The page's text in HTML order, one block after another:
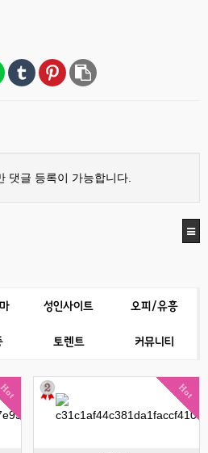
댓글 등록이 가능합니다.
성인사이트 오피/유흥
토렌트 커뮤니티
Hot Hot